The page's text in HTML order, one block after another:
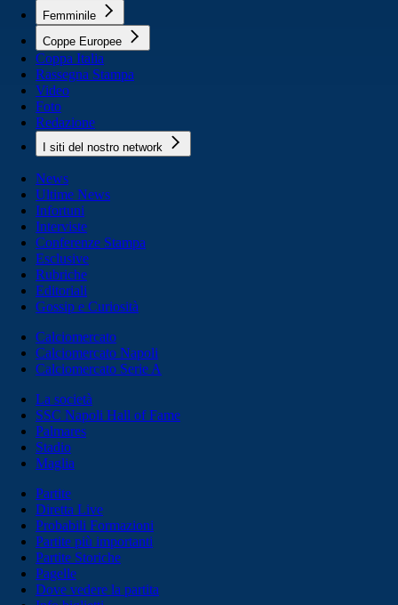
Femminile
Coppe Europee
Coppa Italia
Rassegna Stampa
Video
Foto
Redazione
I siti del nostro network
News
Ultime News
Infortuni
Interviste
Conferenze Stampa
Esclusive
Rubriche
Editoriali
Gossip e Curiosità
Calciomercato
Calciomercato Napoli
Calciomercato Serie A
La società
SSC Napoli Hall of Fame
Palmares
Stadio
Maglia
Partite
Diretta Live
Probabili Formazioni
Partite più importanti
Partite Storiche
Pagelle
Dove vedere la partita